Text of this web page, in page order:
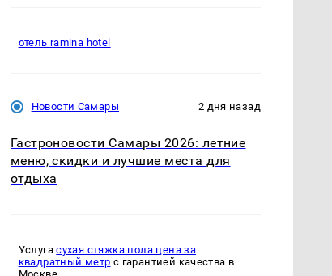
отель ramina hotel
Новости Самары 2 дня назад
Гастроновости Самары 2026: летние
меню, скидки и лучшие места для
отдыха
Услугасухая стяжка пола цена за
квадратный метр с гарантией качества в